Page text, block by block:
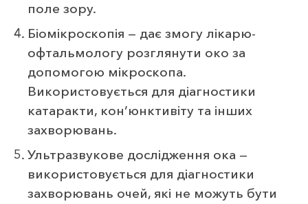
поле зору.
Біомікроскопія — дає змогу лікарю-
офтальмологу розглянути око за
допомогою мікроскопа.
Використовується для діагностики
катаракти, кон’юнктивіту та інших
захворювань.
Ультразвукове дослідження ока —
використовується для діагностики
захворювань очей, які не можуть бути